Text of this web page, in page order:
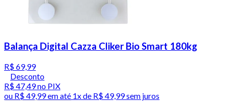
Balança Digital Cazza Cliker Bio Smart 180kg
R$ 69,99
Desconto
R$ 47,49no PIX
ou R$ 49,99em até 1x de R$ 49,99sem juros